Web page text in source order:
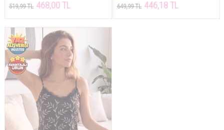
519,99 TL 468,00 TL
649,99 TL 446,18 TL